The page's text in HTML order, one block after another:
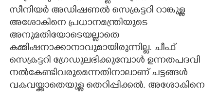
സീനിയർ അഡിഷണൽ സെക്രട്ടറി റാങ്കുള്ള
അശോകിനെ പ്രധാനമന്ത്രിയുടെ
അനുമതിയോടെയല്ലാതെ
കമ്മിഷനാക്കാനാവുമായിരുന്നില്ല. ചീഫ്
സെക്രട്ടറി ഗ്രേഡുലഭിക്കുമ്പോൾ ഉന്നതപദവി
നൽകേണ്ടിവരുമെന്നതിനാലാണ് ചട്ടങ്ങൾ
വകവയ്ക്കാതെയുള്ള തെറിപ്പിക്കൽ. അശോകിനെ